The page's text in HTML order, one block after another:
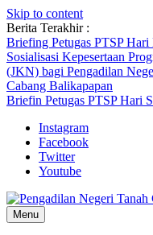
Skip to content
Berita Terakhir :
Briefing Petugas PTSP
Sosialisasi Kepesertaan
(JKN) bagi Pengadilan
Cabang Balikapapan
Briefin Petugas PTSP Hari
Instagram
Facebook
Twitter
Youtube
Menu